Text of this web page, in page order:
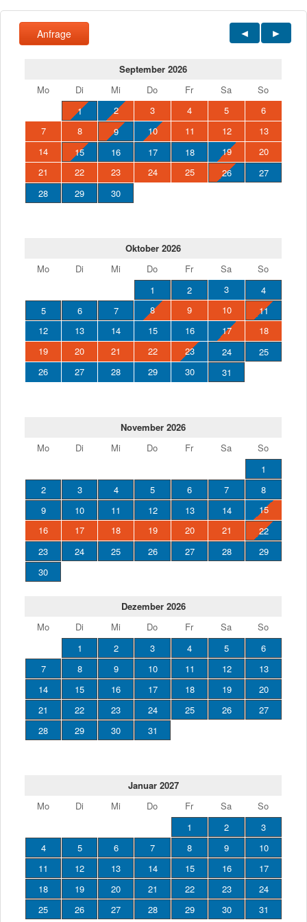
Anfrage
September 2026
Mo
Di Mi Do Fr Sa
So
1
2 3 4 5
6
7
8 9 10 11 12
13
14
15 16 17 18 19
20
21
22 23 24 25 26
27
28
29 30
Oktober 2026
Mo
Di Mi Do Fr Sa
So
1
2 3
4
5
6 7 8 9 10
11
12
13 14 15 16 17
18
19
20 21 22 23 24
25
26
27 28 29 30 31
November 2026
Mo
Di Mi Do Fr Sa
So
1
2
3 4 5 6 7
8
9
10 11 12 13 14
15
16
17 18 19 20 21
22
23
24 25 26 27 28
29
30
Dezember 2026
Mo
Di Mi Do Fr Sa
So
1
2 3 4 5
6
7
8 9 10 11 12
13
14
15 16 17 18 19
20
21
22 23 24 25 26
27
28
29 30 31
Januar 2027
Mo
Di Mi Do Fr Sa
So
1
2
3
4
5 6 7 8 9
10
11
12 13 14 15 16
17
18
19 20 21 22 23
24
25
26 27 28 29 30 31